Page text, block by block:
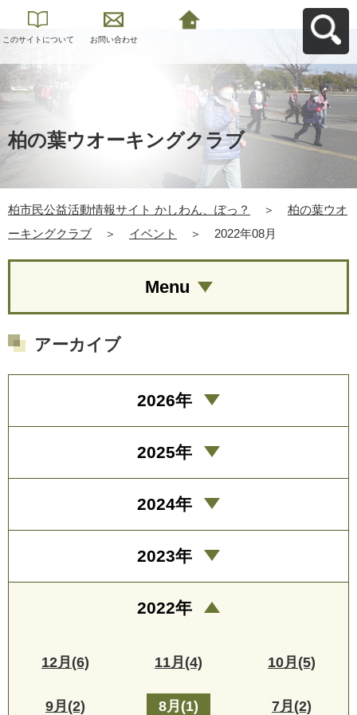
このサイトについて お問い合わせ
柏の葉ウオーキングクラブ
柏市民公益活動情報サイト かしわん、ぽっ？ ＞
柏の葉ウオ
ーキングクラブ
＞ イベント ＞ 2022年08月
Menu
アーカイブ
2026年
2025年
2024年
2023年
2022年
12月(6) 11月(4) 10月(5)
9月(2) 8月(1) 7月(2)